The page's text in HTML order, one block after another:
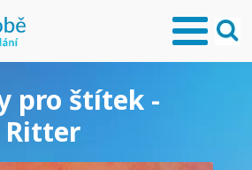
pro štítek -
Ritter